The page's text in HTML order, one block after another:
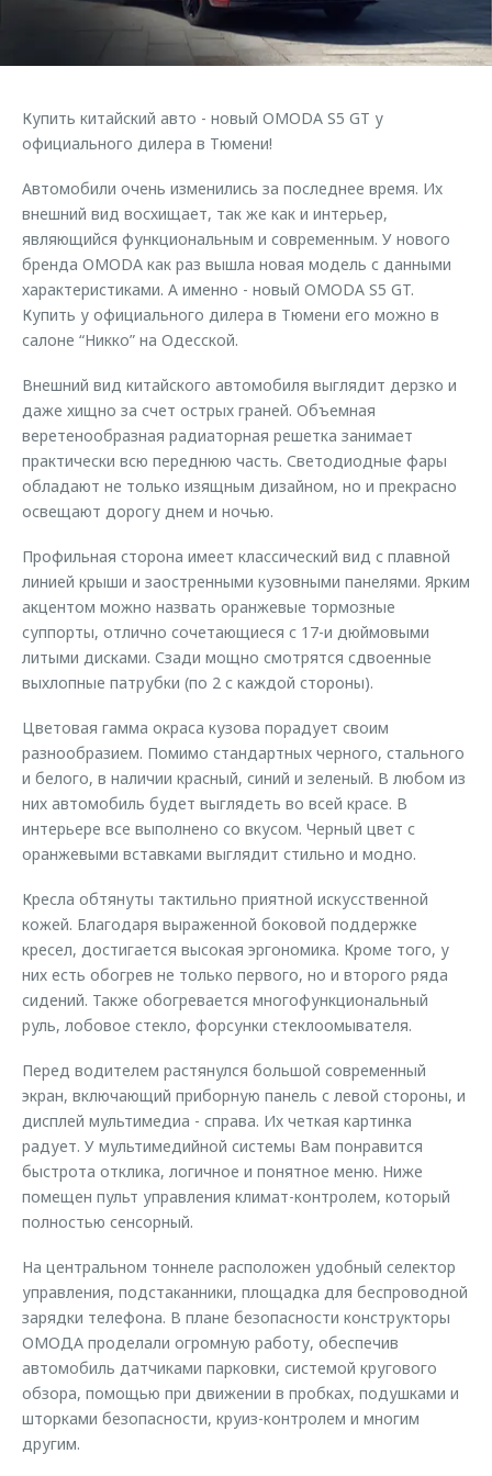
Кредитный калькулятор
Одежда и сувениры
Запчасти
Трейд-ин
Калькулятор трейд-ин
Клиентская поддержка
O&J Автоклуб
Мы в соцсетях
Аксессуары
Одежда и сувениры
Оригинальные аксессуары
Запчасти
Правовая информация
Обратная связь
Купить китайский авто - новый OMODA S5 GT у
официального дилера в Тюмени!
Автомобили очень изменились за последнее время. Их
внешний вид восхищает, так же как и интерьер,
являющийся функциональным и современным. У нового
бренда OMODA как раз вышла новая модель с данными
характеристиками. А именно - новый OMODA S5 GT.
Купить у официального дилера в Тюмени его можно в
салоне “Никко” на Одесской.
Внешний вид китайского автомобиля выглядит дерзко и
даже хищно за счет острых граней. Объемная
веретенообразная радиаторная решетка занимает
практически всю переднюю часть. Светодиодные фары
обладают не только изящным дизайном, но и прекрасно
освещают дорогу днем и ночью.
Профильная сторона имеет классический вид с плавной
линией крыши и заостренными кузовными панелями. Ярким
акцентом можно назвать оранжевые тормозные
суппорты, отлично сочетающиеся с 17-и дюймовыми
литыми дисками. Сзади мощно смотрятся сдвоенные
выхлопные патрубки (по 2 с каждой стороны).
Цветовая гамма окраса кузова порадует своим
разнообразием. Помимо стандартных черного, стального
и белого, в наличии красный, синий и зеленый. В любом из
них автомобиль будет выглядеть во всей красе. В
интерьере все выполнено со вкусом. Черный цвет с
оранжевыми вставками выглядит стильно и модно.
Кресла обтянуты тактильно приятной искусственной
кожей. Благодаря выраженной боковой поддержке
кресел, достигается высокая эргономика. Кроме того, у
них есть обогрев не только первого, но и второго ряда
сидений. Также обогревается многофункциональный
руль, лобовое стекло, форсунки стеклоомывателя.
Перед водителем растянулся большой современный
экран, включающий приборную панель с левой стороны, и
дисплей мультимедиа - справа. Их четкая картинка
радует. У мультимедийной системы Вам понравится
быстрота отклика, логичное и понятное меню. Ниже
помещен пульт управления климат-контролем, который
полностью сенсорный.
На центральном тоннеле расположен удобный селектор
управления, подстаканники, площадка для беспроводной
зарядки телефона. В плане безопасности конструкторы
ОМОДА проделали огромную работу, обеспечив
автомобиль датчиками парковки, системой кругового
обзора, помощью при движении в пробках, подушками и
шторками безопасности, круиз-контролем и многим
другим.